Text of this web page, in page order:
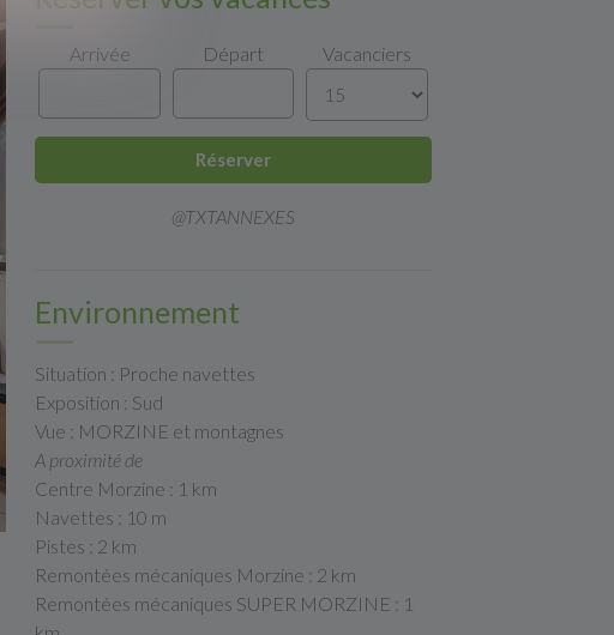
Arrivée Départ Vacanciers
Réserver
@TXTANNEXES
Environnement
Situation : Proche navettes
Exposition : Sud
Vue : MORZINE et montagnes
A proximité de
Centre Morzine : 1 km
Navettes : 10 m
Pistes : 2 km
Remontées mécaniques Morzine : 2 km
Remontées mécaniques SUPER MORZINE : 1